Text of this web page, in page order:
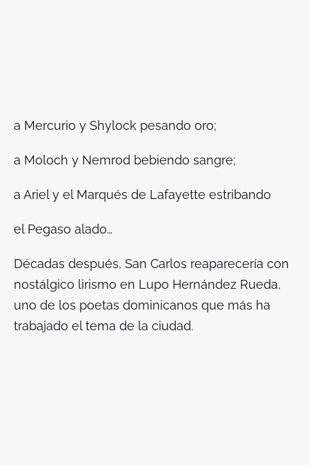
a Mercurio y Shylock pesando oro;
a Moloch y Nemrod bebiendo sangre;
a Ariel y el Marqués de Lafayette estribando
el Pegaso alado…
Décadas después, San Carlos reaparecería con
nostálgico lirismo en Lupo Hernández Rueda,
uno de los poetas dominicanos que más ha
trabajado el tema de la ciudad.